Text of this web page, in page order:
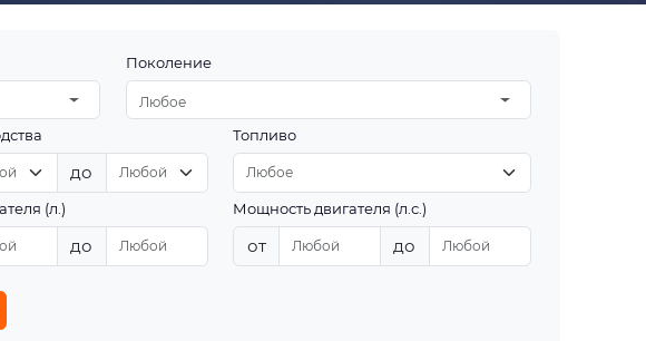
Поколение
Любое
до
Топливо
(л.)
до
Мощность двигателя (л.с.)
от до